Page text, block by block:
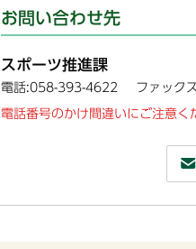
お問い合わせ先
スポーツ推進課
電話:058-393-4622 ファック
電話番号のかけ間違いにご注意く